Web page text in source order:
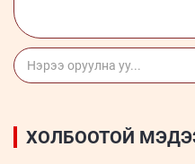
ХОЛБООТОЙ